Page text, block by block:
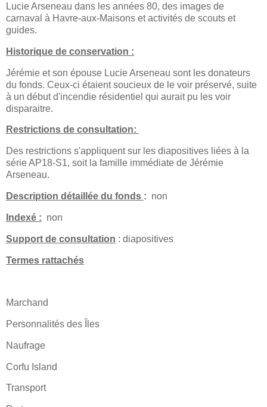
Lucie Arseneau dans les années 80, des images de
carnaval à Havre-aux-Maisons et activités de scouts et
guides.
Historique de conservation :
Jérémie et son épouse Lucie Arseneau sont les donateurs
du fonds. Ceux-ci étaient soucieux de le voir préservé, suite
à un début d'incendie résidentiel qui aurait pu les voir
disparaitre.
Restrictions de consultation:
Des restrictions s'appliquent sur les diapositives liées à la
série AP18-S1, soit la famille immédiate de Jérémie
Arseneau.
Description détaillée du fonds : non
Indexé : non
Support de consultation : diapositives
Termes rattachés
Marchand
Personnalités des Îles
Naufrage
Corfu Island
Transport